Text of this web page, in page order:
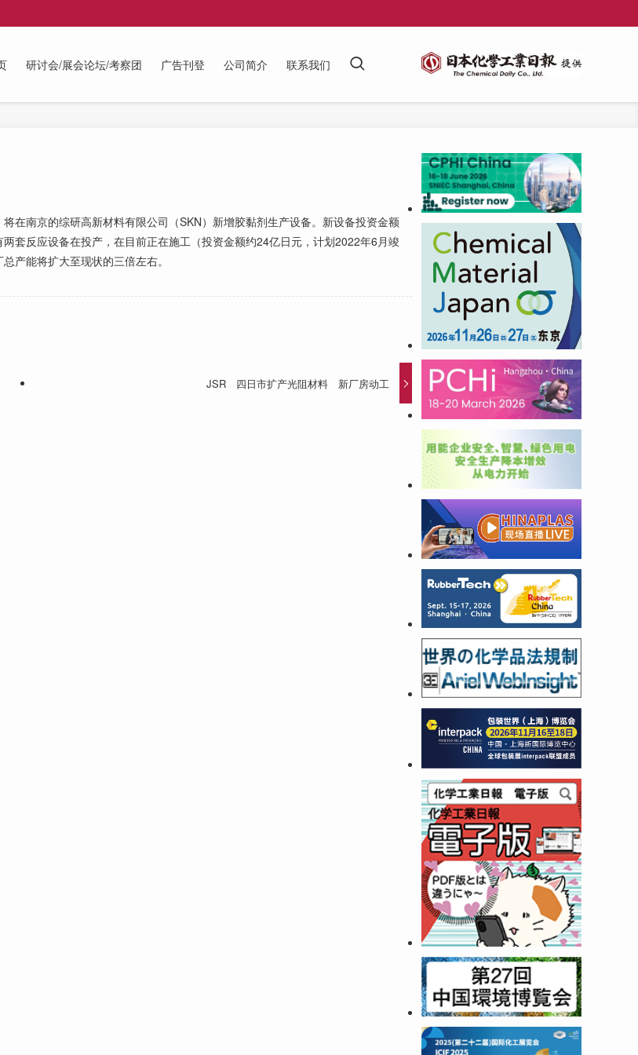
研讨会/展会论坛/考察团 广告刊登 公司简介 联系我们
南京的综研高新材料有限公司（SKN）新增胶黏剂生产设备。新设备投资金额
套反应设备在投产，在目前正在施工（投资金额约24亿日元，计划2022年6月竣
产能将扩大至现状的三倍左右。
JSR 四日市扩产光阻材料 新厂房动工